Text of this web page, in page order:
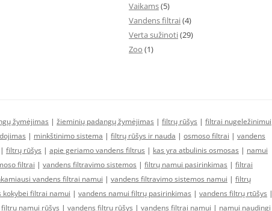
Vaikams(5)
Vandens filtrai(4)
Verta sužinoti(29)
Zoo (1)
žymėjimas | žieminių padangų žymėjimas | filtrų rūšys | filtrai nugeležinimui
| minkštinimo sistema | filtrų rūšys ir nauda | osmoso filtrai | vandens
| filtrų rūšys | apie geriamo vandens filtrus | kas yra atbulinis osmosas | namui
filtrai | vandens filtravimo sistemos | filtrų namui pasirinkimas | filtrai
vandens filtrai namui | vandens filtravimo sistemos namui | filtrų
kokybei filtrai namui | vandens namui filtrų pasirinkimas | vandens filtrų rtūšys |
filtrų namui rūšys | vandens filtrų rūšys | vandens filtrai namui | namui naudingi